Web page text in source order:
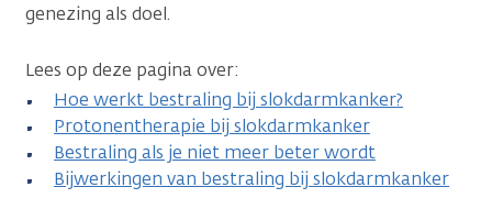
genezing als doel.
Lees op deze pagina over:
Hoe werkt bestraling bij slokdarmkanker?
Protonentherapie bij slokdarmkanker
Bestraling als je niet meer beter wordt
Bijwerkingen van bestraling bij slokdarmkanker